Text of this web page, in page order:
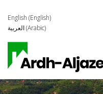
English (English)
العربية(Arabic)